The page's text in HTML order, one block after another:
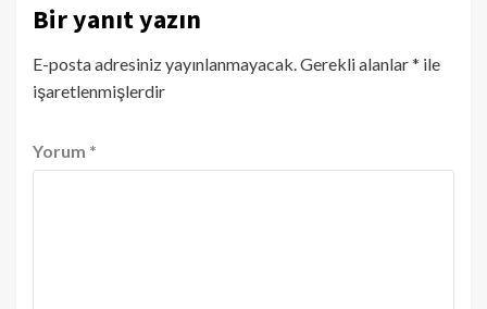
Bir yanıt yazın
E-posta adresiniz yayınlanmayacak.Gerekli alanlar* ile
işaretlenmişlerdir
Yorum *